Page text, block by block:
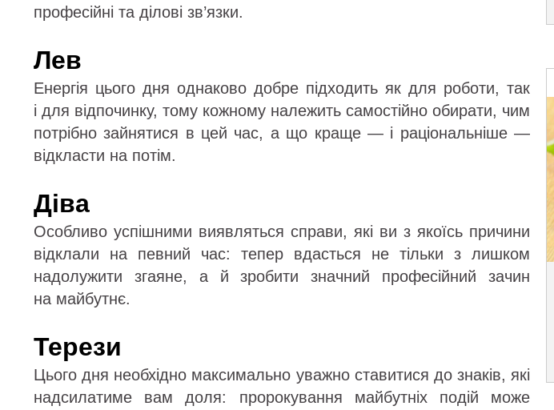
професійні та ділові зв’язки.
Лев
Енергія цього дня однаково добре підходить як для роботи, так
і для відпочинку, тому кожному належить самостійно обирати, чим
потрібно зайнятися в цей час, а що краще — і раціональніше —
відкласти на потім.
Діва
Особливо успішними виявляться справи, які ви з якоїсь причини
відклали на певний час: тепер вдасться не тільки з лишком
надолужити згаяне, а й зробити значний професійний зачин
на майбутнє.
Терези
Цього дня необхідно максимально уважно ставитися до знаків, які
надсилатиме вам доля: пророкування майбутніх подій може